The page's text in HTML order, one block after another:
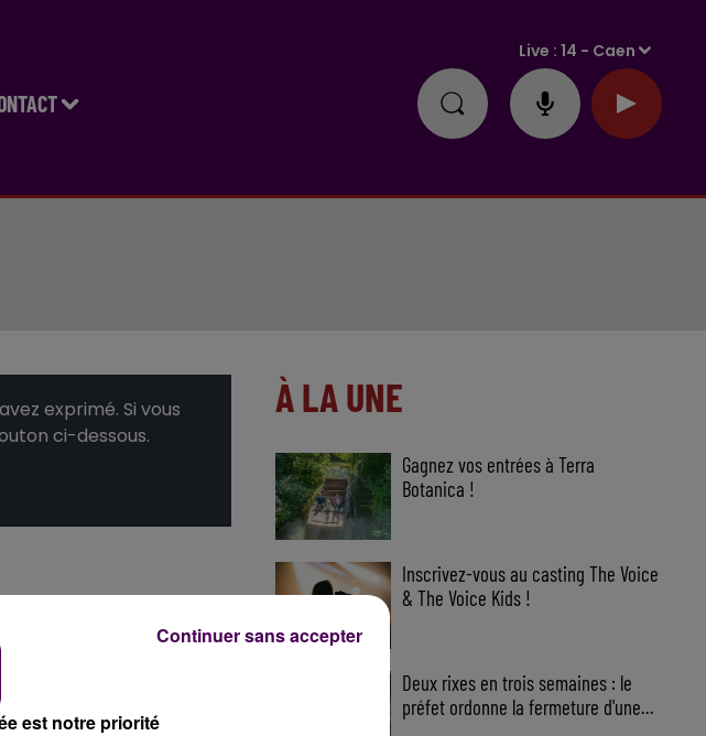
Live :14 - Caen
exprimé. Si vous
ci-dessous.
À LA UNE
Gagnez vos entrées à Terra
Botanica !
Inscrivez-vous au casting The Voice
& The Voice Kids !
Deux rixes en trois semaines : le
préfet ordonne la fermeture d'une...
est notre priorité
Continuer sans accepter